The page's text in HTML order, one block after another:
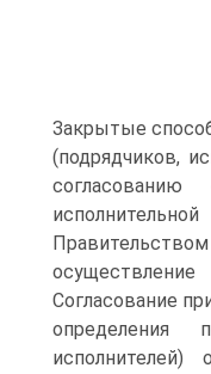
Закрытые
(подрядчиков,
Согласование
определения
исполнителей)